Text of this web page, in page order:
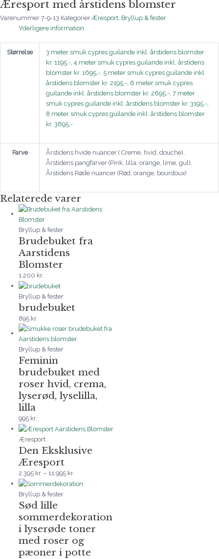
Æresport med årstidens blomster
Varenummer 7-9-13 Kategorier Æresport Bryllup & fester
Yderligere information
Størrelse
3 meter smuk cypres guilande inkl. årstidens blomster
kr. 1195,-, 4 meter smuk cypres guilande inkl. årstidens
blomster kr. 1695,-, 5 meter smuk cypres guilande inkl.
årstidens blomster kr. 2195,-, 6 meter smuk cypres
guilande inkl. årstidens blomster kr. 2695,-, 7 meter
smuk cypres guilande inkl. årstidens blomster kr. 3195,-,
8 meter smuk cypres guilande inkl. årstidens blomster
kr. 3695,-
Farve
Årstidens hvide nuancer ( Creme, hvid, douche),
Årstidens pangfarver (Pink, lilla, orange, lime, gul),
Årstidens Røde nuancer (Rød, orange, bourdoux)
Relaterede varer
Bryllup & fester
Brudebuket fra
Aarstidens
Blomster
1.200 kr.
Bryllup & fester
brudebuket
895 kr.
Bryllup & fester
Feminin
brudebuket med
roser hvid, crema,
lyserød, lyselilla,
lilla
995 kr.
Æresport
Den Eksklusive
Æresport
2.395 kr. – 11.995 kr.
Bryllup & fester
Sød lille
sommerdekoration
i lyserøde toner
med roser og
pæoner i potte